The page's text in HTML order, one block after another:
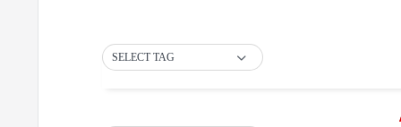
SELECT TAG